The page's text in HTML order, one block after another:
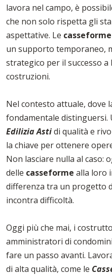
lavora nel campo, è
che non solo rispetta gli
aspettative. Le casseforme
un supporto temporaneo,
strategico per il successo
costruzioni.
Nel contesto attuale, dove
fondamentale distinguersi.
Edilizia Astidi qualità e
la chiave per ottenere
Non lasciare nulla al caso:
delle casseforme alla loro
differenza tra un progetto
incontra difficoltà.
Oggi più che mai, i
amministratori di
fare un passo avanti.
di alta qualità, come le